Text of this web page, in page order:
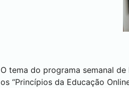
O tema do programa semanal
os “Princípios da Educação